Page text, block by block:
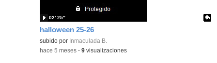
halloween 25-26
Contenido educativo.
subido por Inmaculada B.
02′ 25″
-hace 5 meses -9 visualizaciones